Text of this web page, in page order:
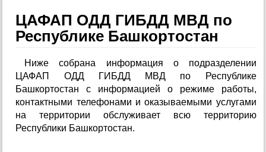
ЦАФАП ОДД ГИБДД МВД по
Республике Башкортостан
Ниже собрана информация о подразделении
ЦАФАП ОДД ГИБДД МВД по Республике
Башкортостан с информацией о режиме работы,
контактными телефонами и оказываемыми услугами
на территории обслуживает всю территорию
Республики Башкортостан.